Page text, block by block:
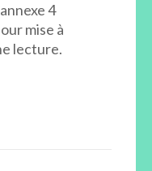
4
mise à
lecture.